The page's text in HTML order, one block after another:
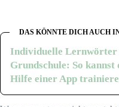
DAS KÖNNTE DICH AUCH
Individuelle Lernwörter
Grundschule: So
Hilfe einer App